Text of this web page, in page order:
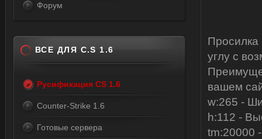
Просилка
углу с
вашем
w:265 -
h:112 -
tm:20000
Форум
ВСЕ ДЛЯ C.S 1.6
Русификация CS 1.6
Counter-Strike 1.6
Готовые сервера